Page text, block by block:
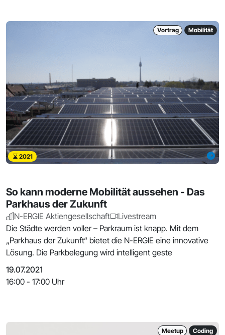
Vortrag Mobilität
2021
So kann moderne Mobilität aussehen - Das
Parkhaus der Zukunft
N-ERGIE Aktiengesellschaft
Livestream
Die Städte werden voller – Parkraum ist knapp. Mit dem
„Parkhaus der Zukunft“ bietet die N-ERGIE eine innovative
Lösung. Die Parkbelegung wird intelligent geste
19.07.2021
16:00 - 17:00 Uhr
Meetup Coding